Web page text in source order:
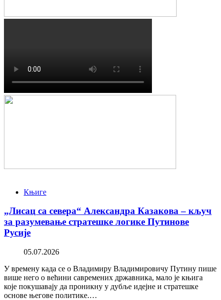
Књиге
„Лисац са севера“ Александра Казакова – кључ
за разумевање стратешке логике Путинове
Русије
05.07.2026
У времену када се о Владимиру Владимировичу Путину пише
више него о већини савремених државника, мало је књига
које покушавају да проникну у дубље идејне и стратешке
основе његове политике.…